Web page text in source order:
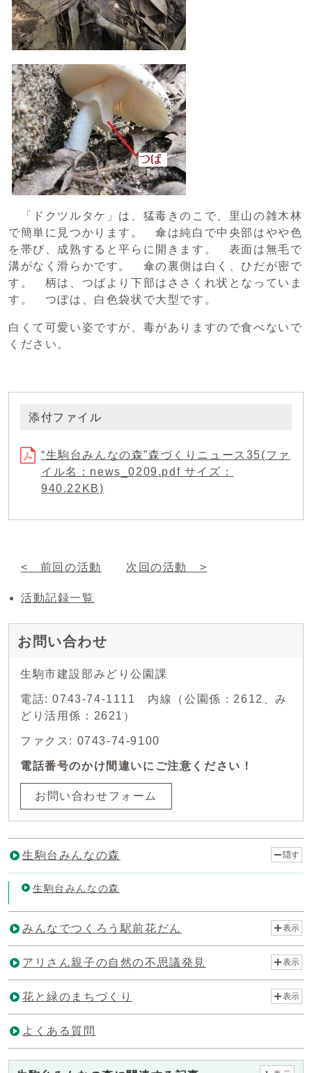
「ドクツルタケ」は、猛毒きのこで、里山の雑木林
で簡単に見つかります。 傘は純白で中央部はやや色
を帯び、成熟すると平らに開きます。 表面は無毛で
溝がなく滑らかです。 傘の裏側は白く、ひだが密で
す。 柄は、つばより下部はささくれ状となっていま
す。 つぼは、白色袋状で大型です。
白くて可愛い姿ですが、毒がありますので食べないで
ください。
添付ファイル
“生駒台みんなの森”森づくりニュース35(ファ
イル名：news_0209.pdf サイズ：
940.22KB)
< 前回の活動 次回の活動 >
活動記録一覧
お問い合わせ
生駒市建設部みどり公園課
電話: 0743-74-1111 内線（公園係：2612、み
どり活用係：2621）
ファクス: 0743-74-9100
電話番号のかけ間違いにご注意ください！
お問い合わせフォーム
生駒台みんなの森 隠す
生駒台みんなの森
みんなでつくろう駅前花だん 表示
アリさん親子の自然の不思議発見 表示
花と緑のまちづくり 表示
よくある質問